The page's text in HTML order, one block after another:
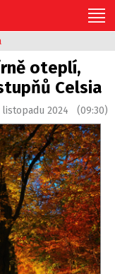
oteplí,
Celsia
listopadu 2024 (09:30)